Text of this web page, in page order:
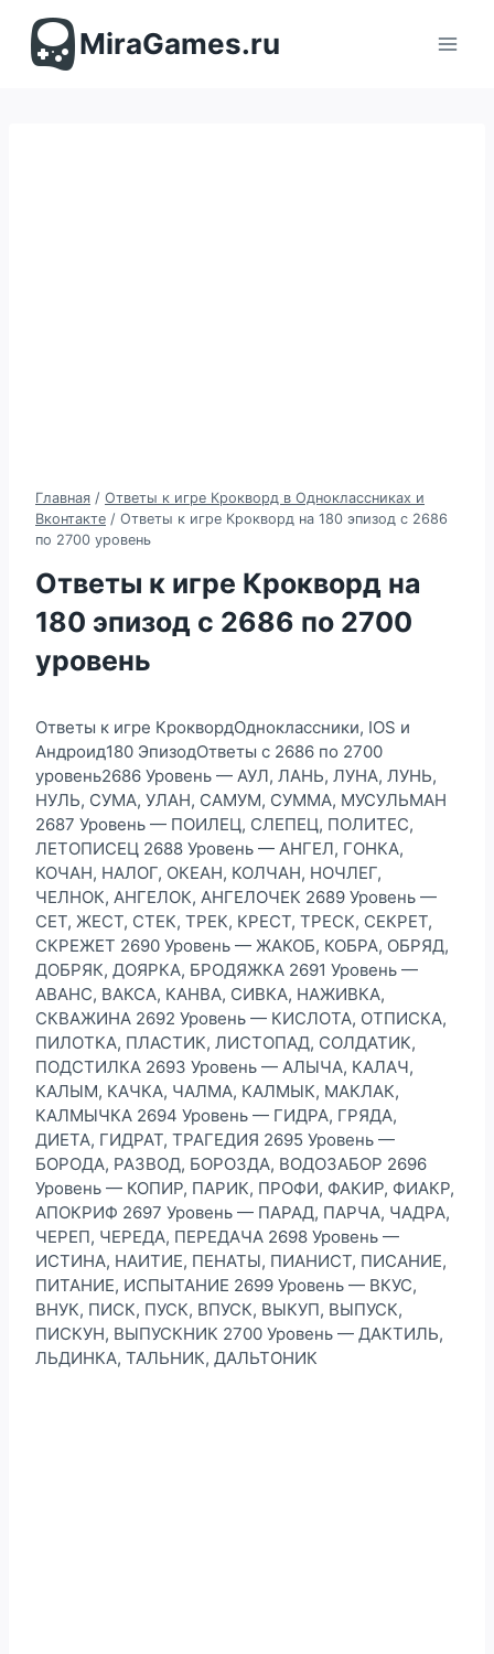
содержимомуMiraGames.ru
Главная / Ответы к игре Крокворд в Одноклассниках и
Вконтакте / Ответы к игре Крокворд на 180 эпизод с 2686
по 2700 уровень
Ответы к игре Крокворд на
180 эпизод с 2686 по 2700
уровень
Ответы к игре КроквордОдноклассники, IOS и
Андроид180 ЭпизодОтветы с 2686 по 2700
уровень2686 Уровень — АУЛ, ЛАНЬ, ЛУНА, ЛУНЬ,
НУЛЬ, СУМА, УЛАН, САМУМ, СУММА, МУСУЛЬМАН
2687 Уровень — ПОИЛЕЦ, СЛЕПЕЦ, ПОЛИТЕС,
ЛЕТОПИСЕЦ 2688 Уровень — АНГЕЛ, ГОНКА,
КОЧАН, НАЛОГ, ОКЕАН, КОЛЧАН, НОЧЛЕГ,
ЧЕЛНОК, АНГЕЛОК, АНГЕЛОЧЕК 2689 Уровень —
СЕТ, ЖЕСТ, СТЕК, ТРЕК, КРЕСТ, ТРЕСК, СЕКРЕТ,
СКРЕЖЕТ 2690 Уровень — ЖАКОБ, КОБРА, ОБРЯД,
ДОБРЯК, ДОЯРКА, БРОДЯЖКА 2691 Уровень —
АВАНС, ВАКСА, КАНВА, СИВКА, НАЖИВКА,
СКВАЖИНА 2692 Уровень — КИСЛОТА, ОТПИСКА,
ПИЛОТКА, ПЛАСТИК, ЛИСТОПАД, СОЛДАТИК,
ПОДСТИЛКА 2693 Уровень — АЛЫЧА, КАЛАЧ,
КАЛЫМ, КАЧКА, ЧАЛМА, КАЛМЫК, МАКЛАК,
КАЛМЫЧКА 2694 Уровень — ГИДРА, ГРЯДА,
ДИЕТА, ГИДРАТ, ТРАГЕДИЯ 2695 Уровень —
БОРОДА, РАЗВОД, БОРОЗДА, ВОДОЗАБОР 2696
Уровень — КОПИР, ПАРИК, ПРОФИ, ФАКИР, ФИАКР,
АПОКРИФ 2697 Уровень — ПАРАД, ПАРЧА, ЧАДРА,
ЧЕРЕП, ЧЕРЕДА, ПЕРЕДАЧА 2698 Уровень —
ИСТИНА, НАИТИЕ, ПЕНАТЫ, ПИАНИСТ, ПИСАНИЕ,
ПИТАНИЕ, ИСПЫТАНИЕ 2699 Уровень — ВКУС,
ВНУК, ПИСК, ПУСК, ВПУСК, ВЫКУП, ВЫПУСК,
ПИСКУН, ВЫПУСКНИК 2700 Уровень — ДАКТИЛЬ,
ЛЬДИНКА, ТАЛЬНИК, ДАЛЬТОНИК